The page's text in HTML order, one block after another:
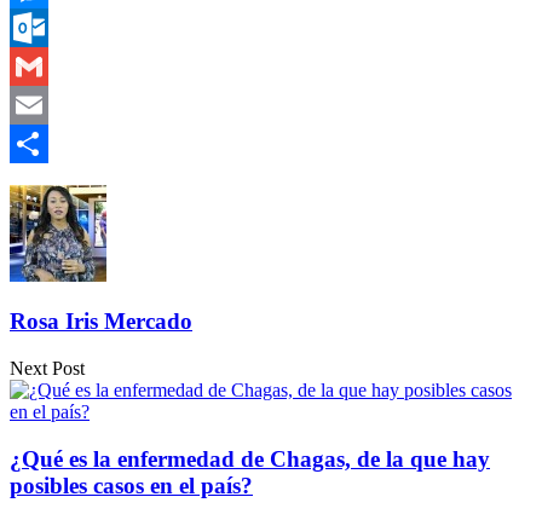
Messenger
Outlook.com
Gmail
Email
Compartir
Rosa Iris Mercado
Next Post
¿Qué es la enfermedad de Chagas, de la que hay
posibles casos en el país?